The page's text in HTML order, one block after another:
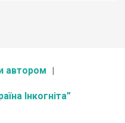
автором
Інкогніта”